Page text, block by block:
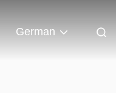
German